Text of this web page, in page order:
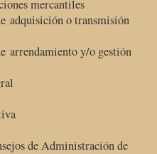
mercantiles
adquisición o transmisión
arrendamiento y/o gestión
de Administración de